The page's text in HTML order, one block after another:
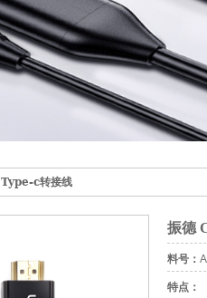
Type-c转接线
振德
料号：
特点：